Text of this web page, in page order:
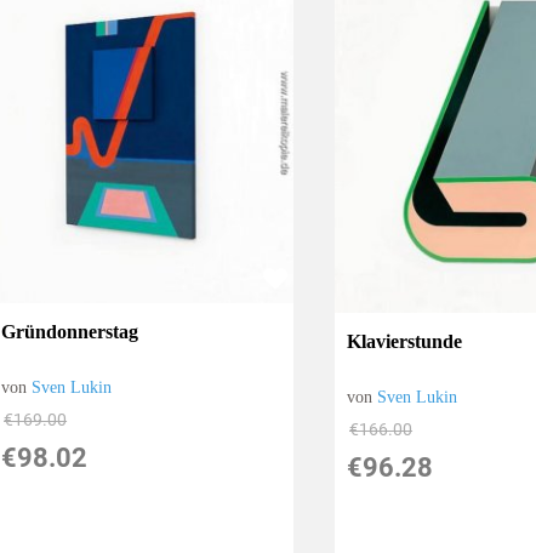
Gründonnerstag
von Sven Lukin
€169.00
€98.02
Klavierstunde
von Sven Lukin
€166.00
€96.28